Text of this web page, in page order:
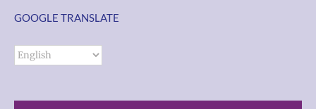
GOOGLE TRANSLATE